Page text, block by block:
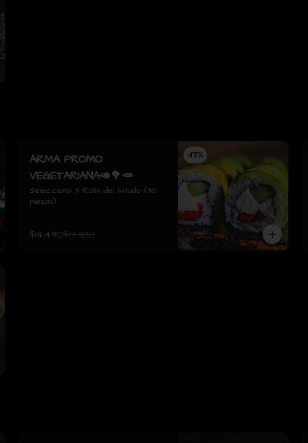
-17%
ARMA PROMO
VEGETARIANA🥑🥦🥕
Selecciona 3 Rolls del listado (30
piezas)
$14.490$17.380